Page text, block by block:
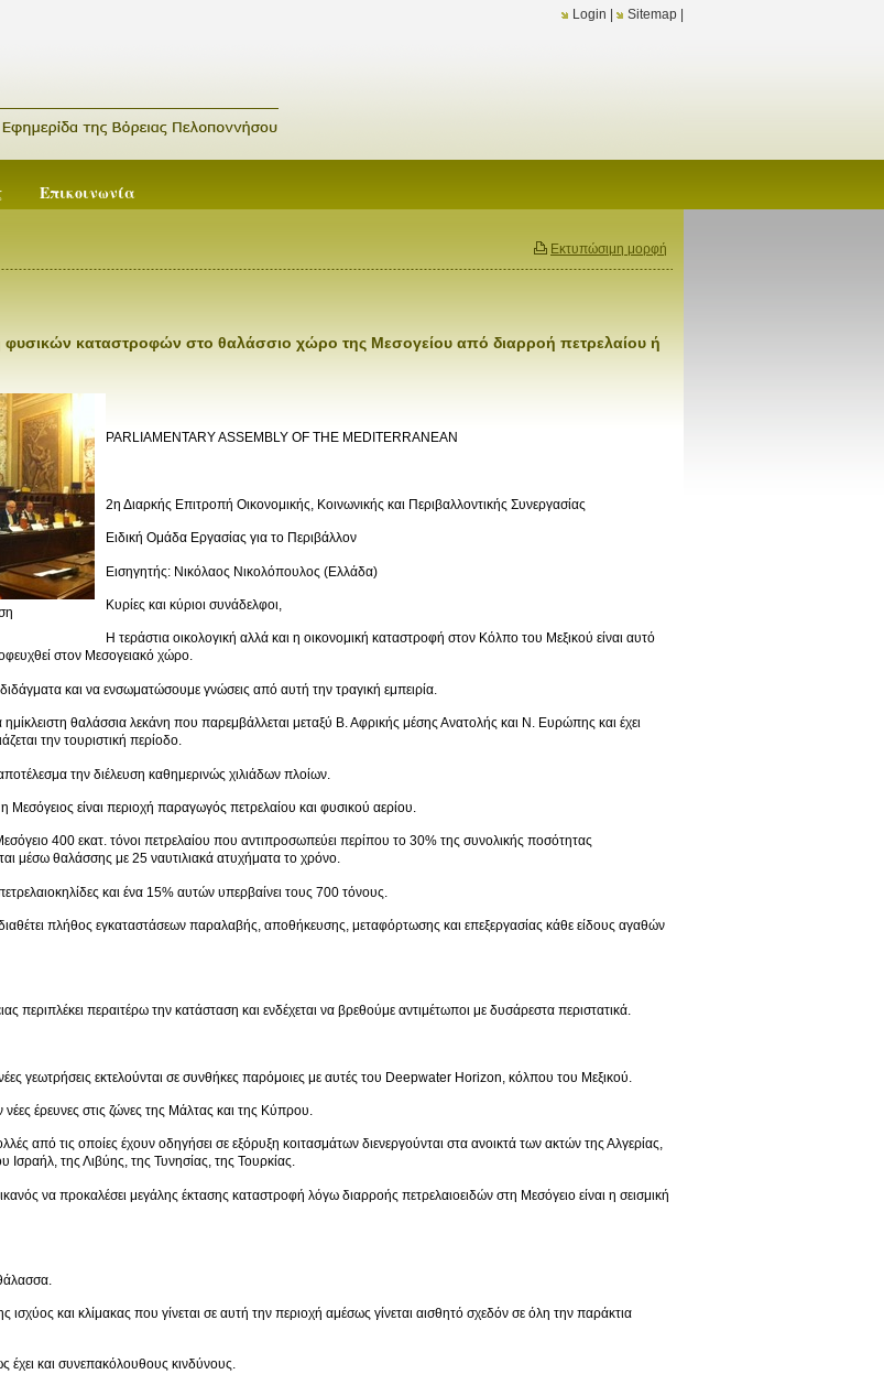
Login Sitemap
Επικοινωνία
Εκτυπώσιμη μορφή
καταστροφών στο θαλάσσιο χώρο της Μεσογείου από διαρροή πετρελαίου ή
PARLIAMENTARY ASSEMBLY OF THE MEDITERRANEAN
2η Διαρκής Επιτροπή Οικονομικής, Κοινωνικής και Περιβαλλοντικής Συνεργασίας
Ειδική Ομάδα Εργασίας για το Περιβάλλον
Εισηγητής: Νικόλαος Νικολόπουλος (Ελλάδα)
Κυρίες και κύριοι συνάδελφοι,
Η τεράστια οικολογική αλλά και η οικονομική καταστροφή στον Κόλπο του Μεξικού είναι αυτό
στον Μεσογειακό χώρο.
και να ενσωματώσουμε γνώσεις από αυτή την τραγική εμπειρία.
ημίκλειστη θαλάσσια λεκάνη που παρεμβάλλεται μεταξύ Β. Αφρικής μέσης Ανατολής και Ν. Ευρώπης και έχει
την τουριστική περίοδο.
την διέλευση καθημερινώς χιλιάδων πλοίων.
η Μεσόγειος είναι περιοχή παραγωγός πετρελαίου και φυσικού αερίου.
400 εκατ. τόνοι πετρελαίου που αντιπροσωπεύει περίπου το 30% της συνολικής ποσότητας
μέσω θαλάσσης με 25 ναυτιλιακά ατυχήματα το χρόνο.
και ένα 15% αυτών υπερβαίνει τους 700 τόνους.
πλήθος εγκαταστάσεων παραλαβής, αποθήκευσης, μεταφόρτωσης και επεξεργασίας κάθε είδους αγαθών
περιπλέκει περαιτέρω την κατάσταση και ενδέχεται να βρεθούμε αντιμέτωποι με δυσάρεστα περιστατικά.
γεωτρήσεις εκτελούνται σε συνθήκες παρόμοιες με αυτές του Deepwater Horizon, κόλπου του Μεξικού.
νέες έρευνες στις ζώνες της Μάλτας και της Κύπρου.
από τις οποίες έχουν οδηγήσει σε εξόρυξη κοιτασμάτων διενεργούνται στα ανοικτά των ακτών της Αλγερίας,
Ισραήλ, της Λιβύης, της Τυνησίας, της Τουρκίας.
να προκαλέσει μεγάλης έκτασης καταστροφή λόγω διαρροής πετρελαιοειδών στη Μεσόγειο είναι η σεισμική
ισχύος και κλίμακας που γίνεται σε αυτή την περιοχή αμέσως γίνεται αισθητό σχεδόν σε όλη την παράκτια
έχει και συνεπακόλουθους κινδύνους.